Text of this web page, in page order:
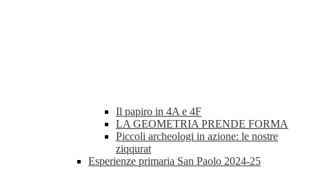
Il papiro in 4A e 4F
LA GEOMETRIA PRENDE FORMA
Piccoli archeologi in azione: le nostre
ziqqurat
Esperienze primaria San Paolo 2024-25